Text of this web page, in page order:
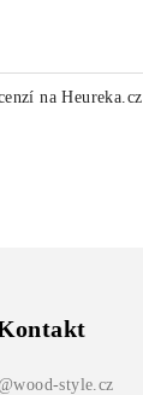
na Heureka.cz
wood-style.cz